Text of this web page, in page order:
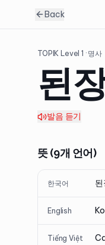
Back
TOPIK Level1 · 명사
된
발음 듣기
뜻 (9개 언어)
한국어
English
Tiếng Việt